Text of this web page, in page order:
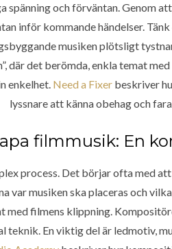
spänning och förväntan. Genom
inför kommande händelser.
musiken plötsligt
där det berömda, enkla temat
enkelhet. Need a Fixer beskriver
lyssnare att känna obehag och
filmmusik: En
process. Det börjar ofta med
var musiken ska placeras och
med filmens klippning.
teknik. En viktig del är ledmotiv,